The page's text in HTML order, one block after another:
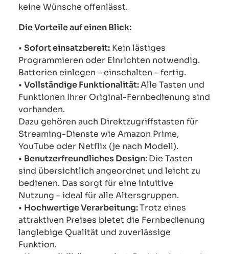
keine Wünsche offenlässt.
Die Vorteile auf einen Blick:
• Sofort einsatzbereit: Kein lästiges
Programmieren oder Einrichten notwendig.
Batterien einlegen – einschalten – fertig.
• Vollständige Funktionalität:Alle Tasten und
Funktionen Ihrer Original-Fernbedienung sind
vorhanden.
Dazu gehören auch Direktzugriffstasten für
Streaming-Dienste wie Amazon Prime,
YouTube oder Netflix (je nach Modell).
• Benutzerfreundliches Design:Die Tasten
sind übersichtlich angeordnet und leicht zu
bedienen. Das sorgt für eine intuitive
Nutzung – ideal für alle Altersgruppen.
• Hochwertige Verarbeitung:Trotz eines
attraktiven Preises bietet die Fernbedienung
langlebige Qualität und zuverlässige
Funktion.